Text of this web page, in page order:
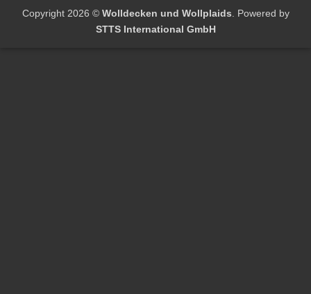
Copyright 2026 © Wolldecken und Wollplaids. Powered by
STTS International GmbH